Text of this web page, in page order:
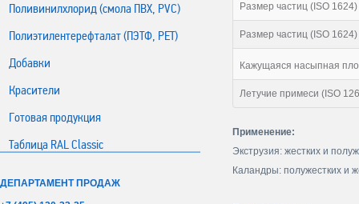
Поливинилхлорид (смола ПВХ, PVC)
Полиэтилентерефталат (ПЭТФ, PET)
Добавки
Красители
Готовая продукция
Таблица RAL Classic
ДЕПАРТАМЕНТ ПРОДАЖ
Размер частиц (ISO
Размер частиц (ISO
Кажущаяся насыпная
Летучие примеси (ISO
Применение:
Экструзия: жестких и
Каландры: полужестких и